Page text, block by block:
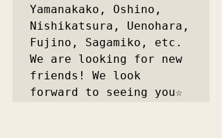
Yamanakako, Oshino,
Nishikatsura, Uenohara,
Fujino, Sagamiko, etc.
We are looking for new
friends! We look
forward to seeing you☆